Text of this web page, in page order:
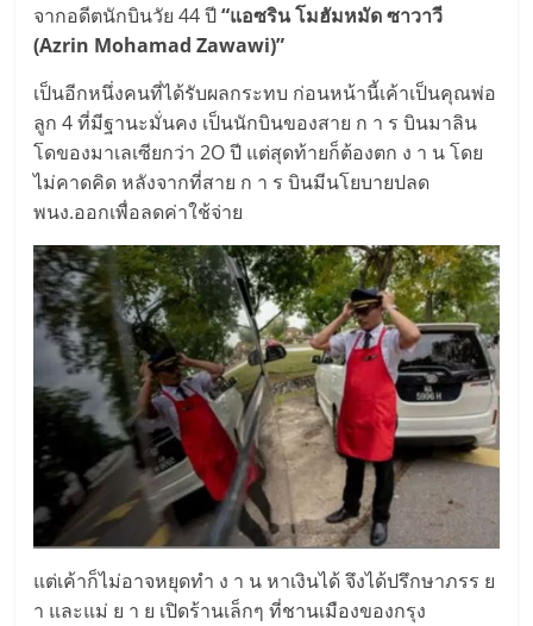
จากอดีตนักบินวัย 44 ปี“แอซริน โมฮัมหมัด ซาวาวี
(Azrin Mohamad Zawawi)”
เป็นอีกหนึ่งคนที่ได้รับผลกระทบ ก่อนหน้านี้เค้าเป็นคุณพ่อ
ลูก 4 ที่มีฐานะมั่นคง เป็นนักบินของสาย ก า ร บินมาลิน
โดของมาเลเซียกว่า 2O ปี แต่สุดท้ายก็ต้องตก ง า น โดย
ไม่คาดคิด หลังจากที่สาย ก า ร บินมีนโยบายปลด
พนง.ออกเพื่อลดค่าใช้จ่าย
แต่เค้าก็ไม่อาจหยุดทำ ง า น หาเงินได้ จึงได้ปรึกษาภรร ย
า และแม่ ย า ย เปิดร้านเล็กๆ ที่ชานเมืองของกรุง